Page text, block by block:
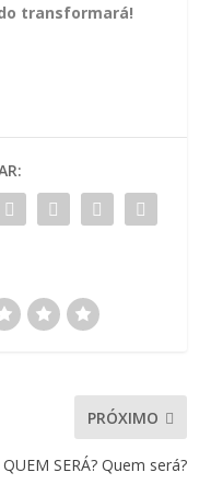
transformará!
PRÓXIMO
QUEM SERÁ? Quem será?